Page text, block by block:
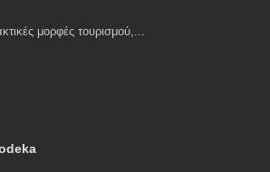
μορφές τουρισμού,...